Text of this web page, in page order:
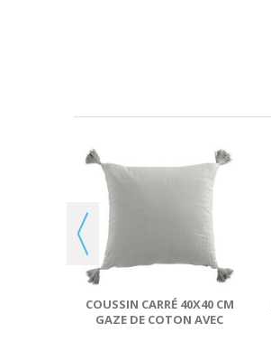
COUSSIN CARRÉ 40X40 CM
GAZE DE COTON AVEC